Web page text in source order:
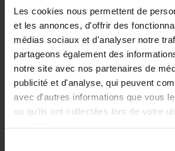
Les cookies nous permettent de
et les annonces, d'offrir des
médias sociaux et d'analyser notre
partageons également des
notre site avec nos partenaires de
publicité et d'analyse, qui peuvent
avec d'autres informations que vous
ou qu'ils ont collectées lors de votre
services.
Informations sur le
Dimensions (L x l x H) : 345
Poids : 9,4